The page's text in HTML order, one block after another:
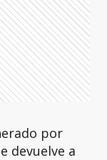
por
devuelve a